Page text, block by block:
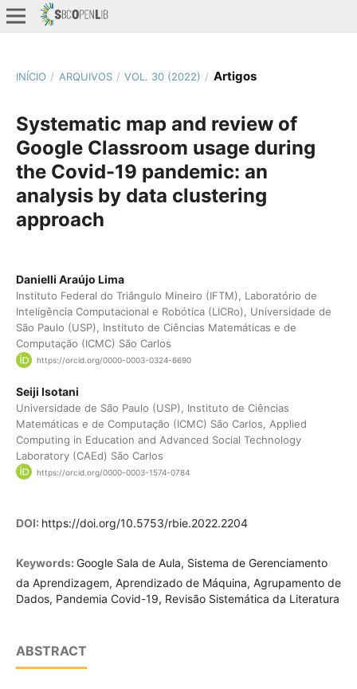
INÍCIO / ARQUIVOS / VOL. 30 (2022) / Artigos
Systematic map and review of
Google Classroom usage during
the Covid-19 pandemic: an
analysis by data clustering
approach
Danielli Araújo Lima
Instituto Federal do Triângulo Mineiro (IFTM), Laboratório de
Inteligência Computacional e Robótica (LICRo), Universidade de
São Paulo (USP), Instituto de Ciências Matemáticas e de
Computação (ICMC) São Carlos
https://orcid.org/0000-0003-0324-6690
Seiji Isotani
Universidade de São Paulo (USP), Instituto de Ciências
Matemáticas e de Computação (ICMC) São Carlos, Applied
Computing in Education and Advanced Social Technology
Laboratory (CAEd) São Carlos
https://orcid.org/0000-0003-1574-0784
DOI: https://doi.org/10.5753/rbie.2022.2204
Keywords: Google Sala de Aula, Sistema de Gerenciamento
da Aprendizagem, Aprendizado de Máquina, Agrupamento de
Dados, Pandemia Covid-19, Revisão Sistemática da Literatura
ABSTRACT